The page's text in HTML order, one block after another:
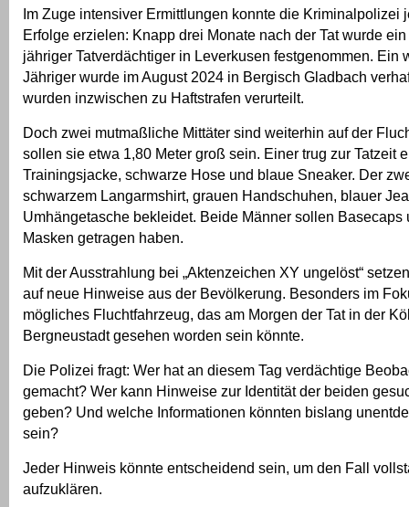
Im Zuge intensiver Ermittlungen konnte die Kriminalpolizei
Erfolge erzielen: Knapp drei Monate nach der Tat wurde
jähriger Tatverdächtiger in Leverkusen festgenommen. Ein
Jähriger wurde im August 2024 in Bergisch Gladbach
wurden inzwischen zu Haftstrafen verurteilt.
Doch zwei mutmaßliche Mittäter sind weiterhin auf der
sollen sie etwa 1,80 Meter groß sein. Einer trug zur Tatzeit
Trainingsjacke, schwarze Hose und blaue Sneaker. Der
schwarzem Langarmshirt, grauen Handschuhen, blauer
Umhängetasche bekleidet. Beide Männer sollen Basecaps
Masken getragen haben.
Mit der Ausstrahlung bei „Aktenzeichen XY ungelöst“
auf neue Hinweise aus der Bevölkerung. Besonders im
mögliches Fluchtfahrzeug, das am Morgen der Tat in der
Bergneustadt gesehen worden sein könnte.
Die Polizei fragt: Wer hat an diesem Tag verdächtige
gemacht? Wer kann Hinweise zur Identität der beiden
geben? Und welche Informationen könnten bislang
sein?
Jeder Hinweis könnte entscheidend sein, um den Fall
aufzuklären.